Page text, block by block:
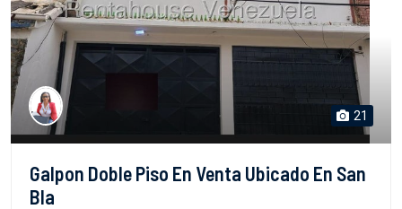
21
Galpon Doble Piso En Venta Ubicado En San
Bla